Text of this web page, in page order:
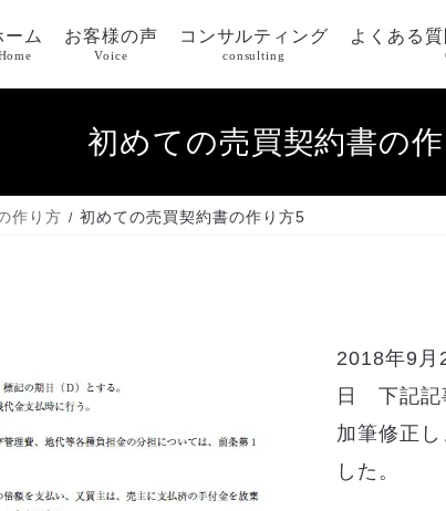
ーム お客様の声
Voice
コンサルティング
consulting
よくある
初めての売買契約書の
作り方 初めての売買契約書の作り方5
2018年9月
日 下記記
加筆修正し
した。